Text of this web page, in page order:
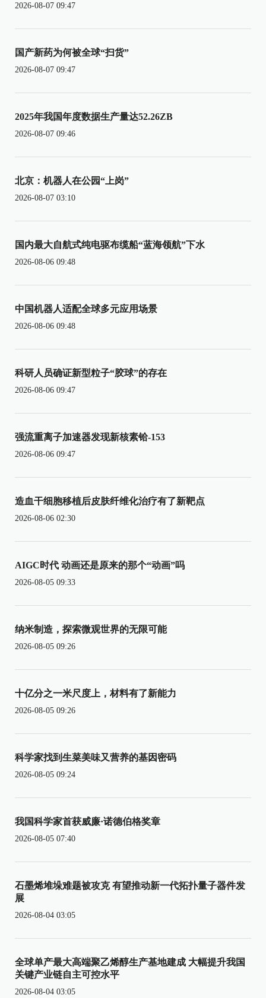
2026-08-07 09:47
国产新药为何被全球“扫货”
2026-08-07 09:47
2025年我国年度数据生产量达52.26ZB
2026-08-07 09:46
北京：机器人在公园“上岗”
2026-08-07 03:10
国内最大自航式纯电驱布缆船“蓝海领航”下水
2026-08-06 09:48
中国机器人适配全球多元应用场景
2026-08-06 09:48
科研人员确证新型粒子“胶球”的存在
2026-08-06 09:47
强流重离子加速器发现新核素铪-153
2026-08-06 09:47
造血干细胞移植后皮肤纤维化治疗有了新靶点
2026-08-06 02:30
AIGC时代 动画还是原来的那个“动画”吗
2026-08-05 09:33
纳米制造，探索微观世界的无限可能
2026-08-05 09:26
十亿分之一米尺度上，材料有了新能力
2026-08-05 09:26
科学家找到生菜美味又营养的基因密码
2026-08-05 09:24
我国科学家首获威廉·诺德伯格奖章
2026-08-05 07:40
石墨烯堆垛难题被攻克 有望推动新一代拓扑量子器件发
展
2026-08-04 03:05
全球单产最大高端聚乙烯醇生产基地建成 大幅提升我国
关键产业链自主可控水平
2026-08-04 03:05